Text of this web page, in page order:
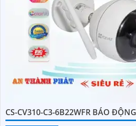
CS-CV310-C3-6B22WFR BÁO